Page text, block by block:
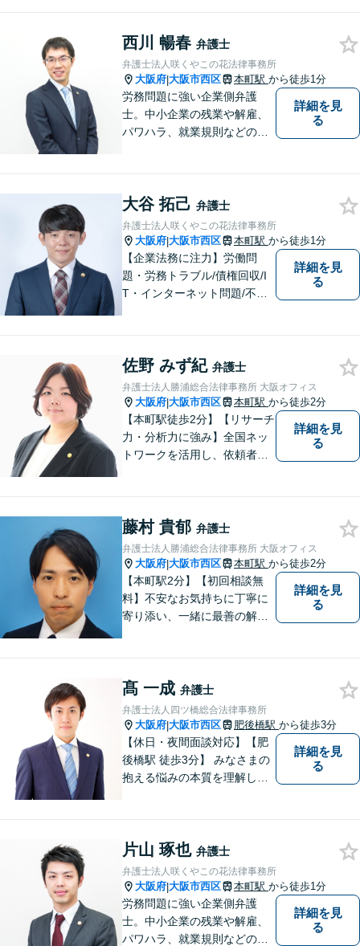
西川 暢春 弁護士
弁護士法人咲くやこの花法律事務所
大阪府|大阪市西区 本町駅 から徒歩1分
労務問題に強い企業側弁護
士。中小企業の残業や解雇、
パワハラ、就業規則などの問
詳細を見
る
大谷 拓己 弁護士
弁護士法人咲くやこの花法律事務所
大阪府|大阪市西区 本町駅 から徒歩1分
【企業法務に注力】労働問
題・労務トラブル/債権回収/I
T・インターネット問題/不動
おります。【地下鉄御堂筋線
「本町駅」22番出口1分】
【近隣駐車場多数】
詳細を見
る
佐野 みず紀 弁護士
弁護士法人勝浦総合法律事務所 大阪オフィス
大阪府|大阪市西区 本町駅 から徒歩2分
【本町駅徒歩2分】【リサーチ
力・分析力に強み】全国ネッ
トワークを活用し、依頼者満
頼者様一人一人に寄り添い、
納得の解決へと導きます。
【初回相談無料】
詳細を見
る
藤村 貴郁 弁護士
弁護士法人勝浦総合法律事務所 大阪オフィス
大阪府|大阪市西区 本町駅 から徒歩2分
【本町駅2分】【初回相談無
料】不安なお気持ちに丁寧に
寄り添い、一緒に最善の解決
けるよう、誠実にあなたをサ
ポートいたします。【電話相
談も対応可能】
詳細を見
る
髙 一成 弁護士
弁護士法人四ツ橋総合法律事務所
大阪府|大阪市西区 肥後橋駅 から徒歩3分
【休日・夜間面談対応】【肥
後橋駅 徒歩3分】 みなさまの
抱える悩みの本質を理解し解
詳細を見
る
片山 琢也 弁護士
弁護士法人咲くやこの花法律事務所
大阪府|大阪市西区 本町駅 から徒歩1分
労務問題に強い企業側弁護
士。中小企業の残業や解雇、
パワハラ、就業規則などの問
詳細を見
る